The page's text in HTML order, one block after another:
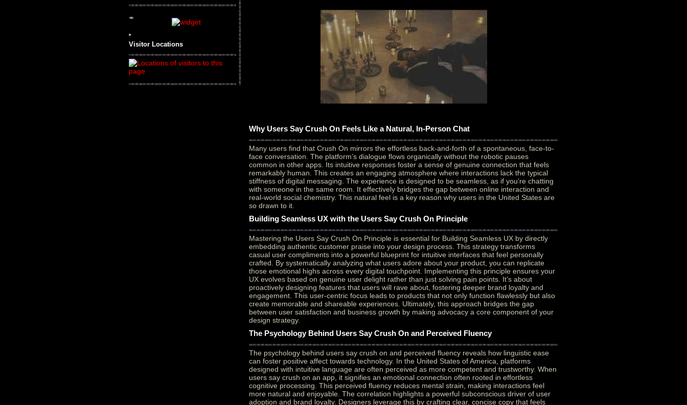
Visitor Locations
Why Users Say Crush On Feels Like a Natural, In-Person Chat
Many users find that Crush On mirrors the effortless back-and-forth of a spontaneous, face-to-
face conversation. The platform’s dialogue flows organically without the robotic pauses
common in other apps. Its intuitive responses foster a sense of genuine connection that feels
remarkably human. This creates an engaging atmosphere where interactions lack the typical
stiffness of digital messaging. The experience is designed to be seamless, as if you’re chatting
with someone in the same room. It effectively bridges the gap between online interaction and
real-world social chemistry. This natural feel is a key reason why users in the United States are
so drawn to it.
Building Seamless UX with the Users Say Crush On Principle
Mastering the Users Say Crush On Principle is essential for Building Seamless UX by directly
embedding authentic customer praise into your design process. This strategy transforms
casual user compliments into a powerful blueprint for intuitive interfaces that feel personally
crafted. By systematically analyzing what users adore about your product, you can replicate
those emotional highs across every digital touchpoint. Implementing this principle ensures your
UX evolves based on genuine user delight rather than just solving pain points. It’s about
proactively designing features that users will rave about, fostering deeper brand loyalty and
engagement. This user-centric focus leads to products that not only function flawlessly but also
create memorable and shareable experiences. Ultimately, this approach bridges the gap
between user satisfaction and business growth by making advocacy a core component of your
design strategy.
The Psychology Behind Users Say Crush On and Perceived Fluency
The psychology behind users say crush on and perceived fluency reveals how linguistic ease
can foster positive affect towards technology. In the United States of America, platforms
designed with intuitive language are often perceived as more competent and trustworthy. When
users say crush on an app, it signifies an emotional connection often rooted in effortless
cognitive processing. This perceived fluency reduces mental strain, making interactions feel
more natural and enjoyable. The correlation highlights a powerful subconscious driver of user
adoption and brand loyalty. Designers leverage this by crafting clear, concise copy that feels